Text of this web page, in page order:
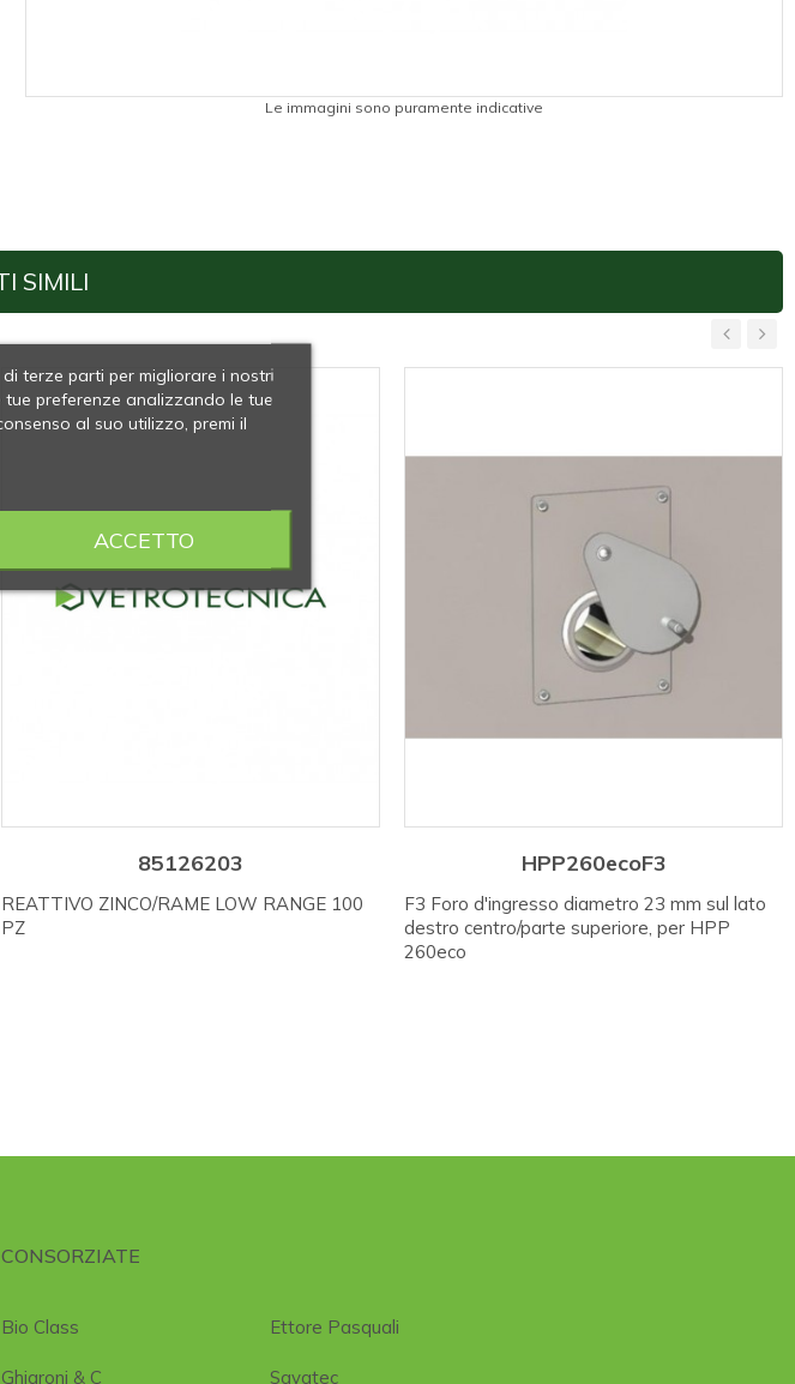
Le immagini sono puramente indicative
SIMILI
85126203
REATTIVO ZINCO/RAME LOW RANGE 100
PZ
HPP260ecoF3
F3 Foro d'ingresso diametro 23 mm sul lato
destro centro/parte superiore, per HPP
260eco
‹ ›
CONSORZIATE
Bio Class
Ghiaroni & C
Ettore Pasquali
Savatec
terze parti per migliorare i nostri
preferenze analizzando le tue
al suo utilizzo, premi il
ACCETTO